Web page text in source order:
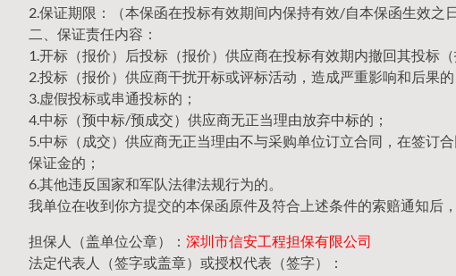
2.保证期限：（本保函在投标有效期间内保持有效/自本保函生效之
二、保证责任内容：
1.开标（报价）后投标（报价）供应商在投标有效期内撤回其投标（
2.投标（报价）供应商干扰开标或评标活动，造成严重影响和后果的
3.虚假投标或串通投标的；
4.中标（预中标/预成交）供应商无正当理由放弃中标的；
5.中标（成交）供应商无正当理由不与采购单位订立合同，在签订
保证金的；
6.其他违反国家和军队法律法规行为的。
我单位在收到你方提交的本保函原件及符合上述条件的索赔通知后
担保人（盖单位公章）： 深圳市信安工程担保有限公司
法定代表人（签字或盖章）或授权代表（签字）：